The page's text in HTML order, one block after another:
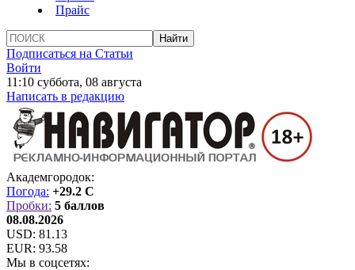
Прайс
Подписаться на Статьи
Войти
11:10 суббота, 08 августа
Написать в редакцию
Академгородок:
Погода: +29.2 C
Пробки: 5 баллов
08.08.2026
USD: 81.13
EUR: 93.58
Мы в соцсетях: